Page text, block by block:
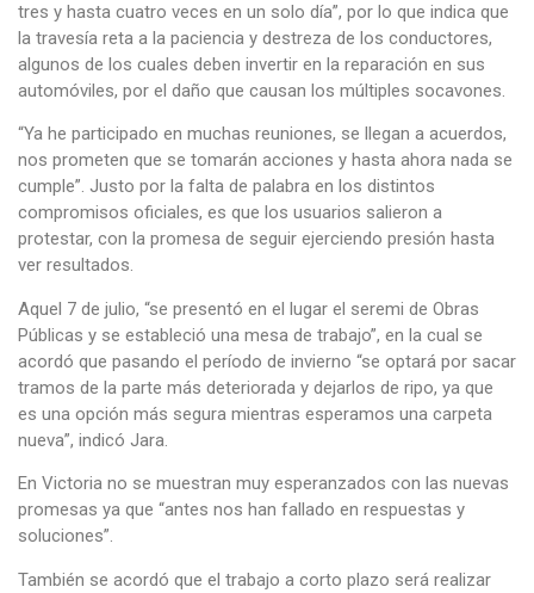
tres y hasta cuatro veces en un solo día”, por lo que indica que
la travesía reta a la paciencia y destreza de los conductores,
algunos de los cuales deben invertir en la reparación en sus
automóviles, por el daño que causan los múltiples socavones.
“Ya he participado en muchas reuniones, se llegan a acuerdos,
nos prometen que se tomarán acciones y hasta ahora nada se
cumple”. Justo por la falta de palabra en los distintos
compromisos oficiales, es que los usuarios salieron a
protestar, con la promesa de seguir ejerciendo presión hasta
ver resultados.
Aquel 7 de julio, “se presentó en el lugar el seremi de Obras
Públicas y se estableció una mesa de trabajo”, en la cual se
acordó que pasando el período de invierno “se optará por sacar
tramos de la parte más deteriorada y dejarlos de ripo, ya que
es una opción más segura mientras esperamos una carpeta
nueva”, indicó Jara.
En Victoria no se muestran muy esperanzados con las nuevas
promesas ya que “antes nos han fallado en respuestas y
soluciones”.
También se acordó que el trabajo a corto plazo será realizar